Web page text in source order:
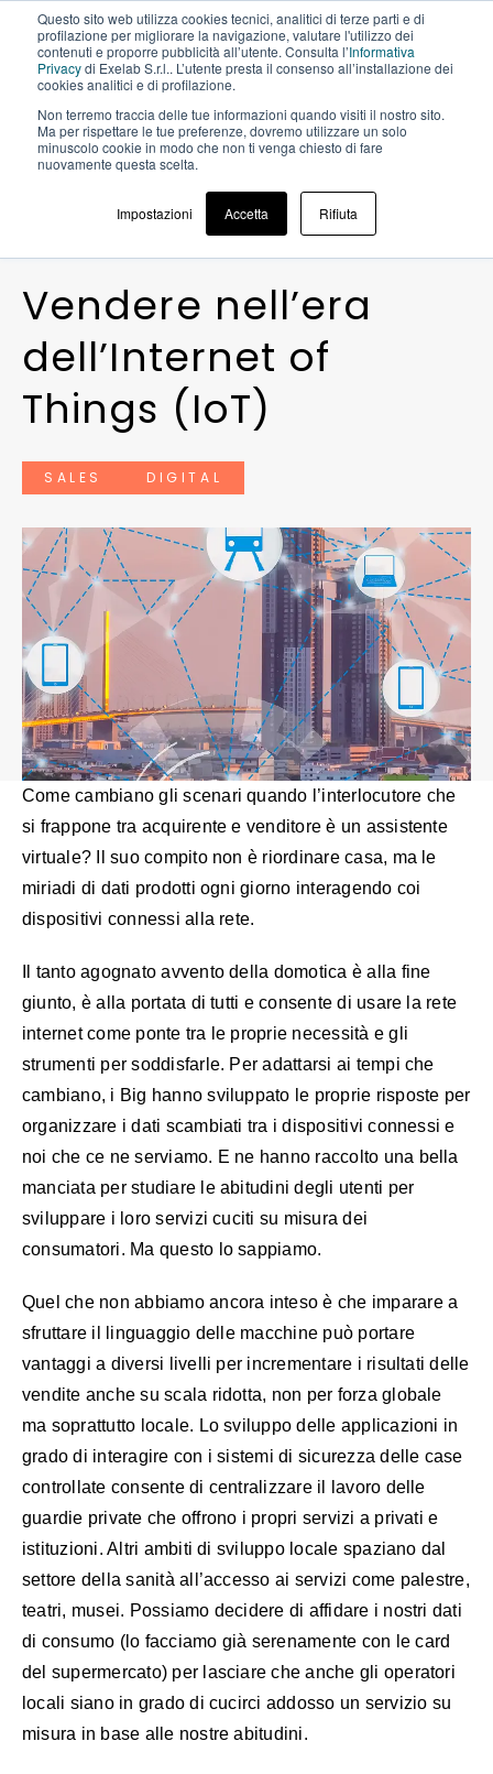
Questo sito web utilizza cookies tecnici, analitici di terze parti e di
profilazione per migliorare la navigazione, valutare l'utilizzo dei
contenuti e proporre pubblicità all’utente. Consulta l’Informativa
Privacydi Exelab S.r.l.. L’utente presta il consenso all’installazione dei
cookies analitici e di profilazione.
Non terremo traccia delle tue informazioni quando visiti il ​​nostro sito.
Ma per rispettare le tue preferenze, dovremo utilizzare un solo
minuscolo cookie in modo che non ti venga chiesto di fare
nuovamente questa scelta.
Impostazioni Accetta Rifiuta
BLOG >VENDERE NELL’ERA
DELL’INTERNET OF THINGS (IOT)
Vendere nell’era
dell’Internet of
Things (IoT)
SALES DIGITAL
Come cambiano gli scenari quando l’interlocutore che
si frappone tra acquirente e venditore è un assistente
virtuale? Il suo compito non è riordinare casa, ma le
miriadi di dati prodotti ogni giorno interagendo coi
dispositivi connessi alla rete.
Il tanto agognato avvento della domotica è alla fine
giunto, è alla portata di tutti e consente di usare la rete
internet come ponte tra le proprie necessità e gli
strumenti per soddisfarle. Per adattarsi ai tempi che
cambiano, i Big hanno sviluppato le proprie risposte per
organizzare i dati scambiati tra i dispositivi connessi e
noi che ce ne serviamo. E ne hanno raccolto una bella
manciata per studiare le abitudini degli utenti per
sviluppare i loro servizi cuciti su misura dei
consumatori. Ma questo lo sappiamo.
Quel che non abbiamo ancora inteso è che imparare a
sfruttare il linguaggio delle macchine può portare
vantaggi a diversi livelli per incrementare i risultati delle
vendite anche su scala ridotta, non per forza globale
ma soprattutto locale. Lo sviluppo delle applicazioni in
grado di interagire con i sistemi di sicurezza delle case
controllate consente di centralizzare il lavoro delle
guardie private che offrono i propri servizi a privati e
istituzioni. Altri ambiti di sviluppo locale spaziano dal
settore della sanità all’accesso ai servizi come palestre,
teatri, musei. Possiamo decidere di affidare i nostri dati
di consumo (lo facciamo già serenamente con le card
del supermercato) per lasciare che anche gli operatori
locali siano in grado di cucirci addosso un servizio su
misura in base alle nostre abitudini.